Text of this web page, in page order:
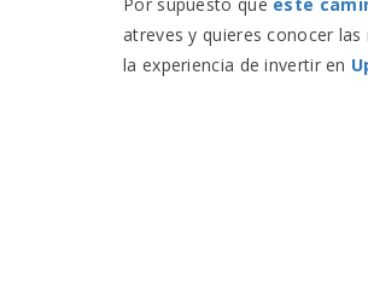
Por supuesto que este
atreves y quieres conocer
la experiencia de invertir en